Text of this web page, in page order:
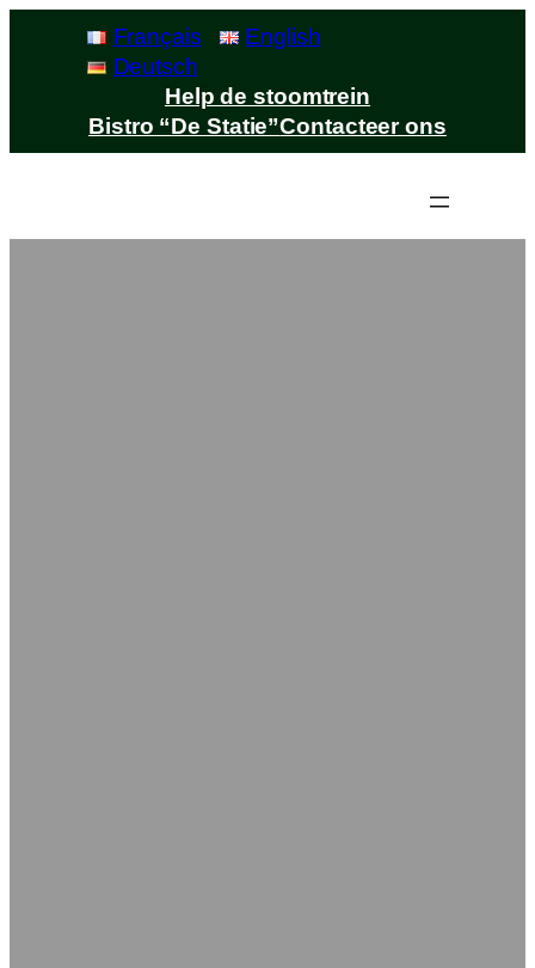
Français
English
Deutsch
Help de stoomtrein
Bistro “De Statie”Contacteer ons